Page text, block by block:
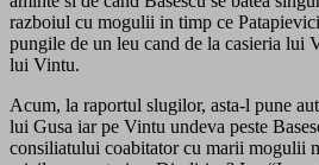
razboiul cu mogulii in timp ce
pungile de un leu cand de la casieria lui
lui Vintu.
Acum, la raportul slugilor, asta-l pune
lui Gusa iar pe Vintu undeva peste
consiliatului coabitator cu marii mogulii